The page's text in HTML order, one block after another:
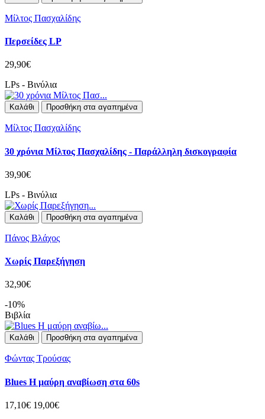
Μίλτος Πασχαλίδης
Περσείδες LP
29,90€
LPs - Βινύλια
Καλάθι Προσθήκη στα αγαπημένα
Μίλτος Πασχαλίδης
30 χρόνια Μίλτος Πασχαλίδης - Παράλληλη δισκογραφία
39,90€
LPs - Βινύλια
Καλάθι Προσθήκη στα αγαπημένα
Πάνος Βλάχος
Χωρίς Παρεξήγηση
32,90€
-10%
Βιβλία
Καλάθι Προσθήκη στα αγαπημένα
Φώντας Τρούσας
Blues Η μαύρη αναβίωση στα 60s
17,10€ 19,00€